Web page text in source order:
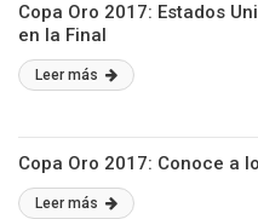
Copa Oro 2017: Estados
en la Final
Leer más
Copa Oro 2017: Conoce a
Leer más